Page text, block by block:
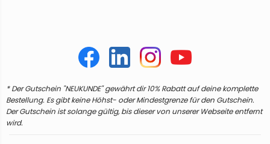
* Der Gutschein "NEUKUNDE" gewährt dir 10% Rabatt auf deine komplette
Bestellung. Es gibt keine Höhst- oder Mindestgrenze für den Gutschein.
Der Gutschein ist solange gültig, bis dieser von unserer Webseite entfernt
wird.